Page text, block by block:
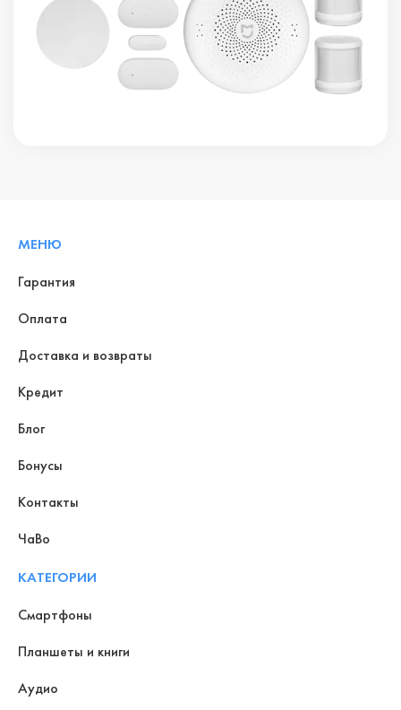
МЕНЮ
Гарантия
Оплата
Доставка и возвраты
Кредит
Блог
Бонусы
Контакты
ЧаВо
КАТЕГОРИИ
Смартфоны
Планшеты и книги
Аудио